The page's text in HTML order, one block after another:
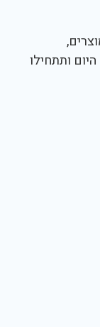
ותתחילו